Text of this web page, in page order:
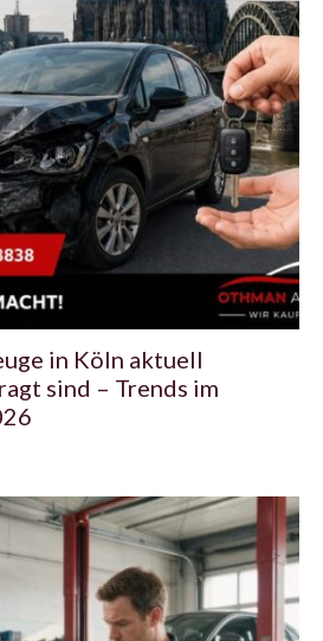
in Köln aktuell
sind – Trends im